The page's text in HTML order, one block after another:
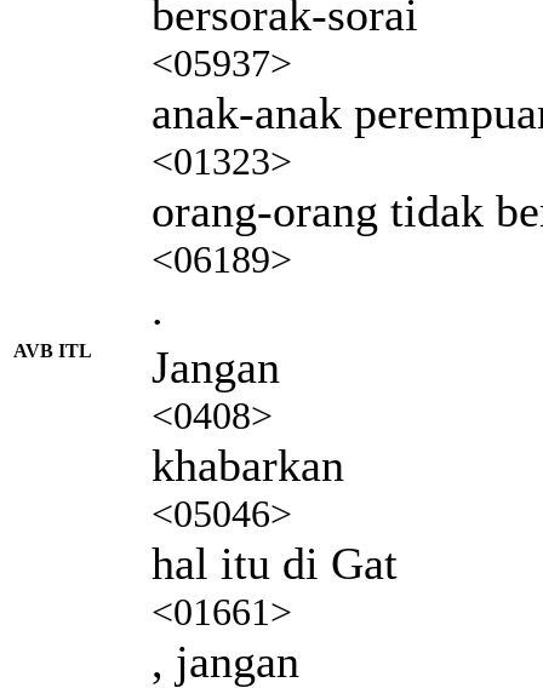
bersorak-sorai
<05937>
anak-anak
<01323>
orang-orang tidak
<06189>
.
AVB ITL Jangan
<0408>
khabarkan
<05046>
hal itu di Gat
<01661>
, jangan